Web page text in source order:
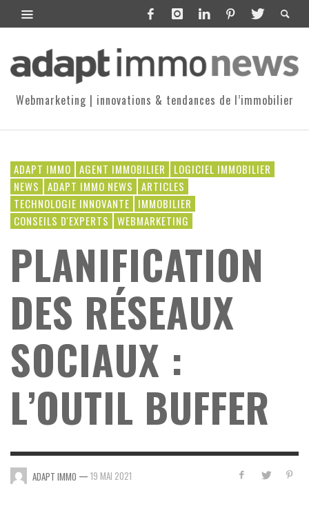
Webmarketing | innovations & tendances de l’immobilier
ADAPT IMMO AGENT IMMOBILIER
LOGICIEL IMMOBILIER
NEWS
ADAPT IMMO NEWS
ARTICLES
TECHNOLOGIE INNOVANTE
IMMOBILIER
CONSEILS D'EXPERTS
WEBMARKETING
PLANIFICATION
DES RÉSEAUX
SOCIAUX :
L’OUTIL BUFFER
ADAPT IMMO — 19 MAI 2021